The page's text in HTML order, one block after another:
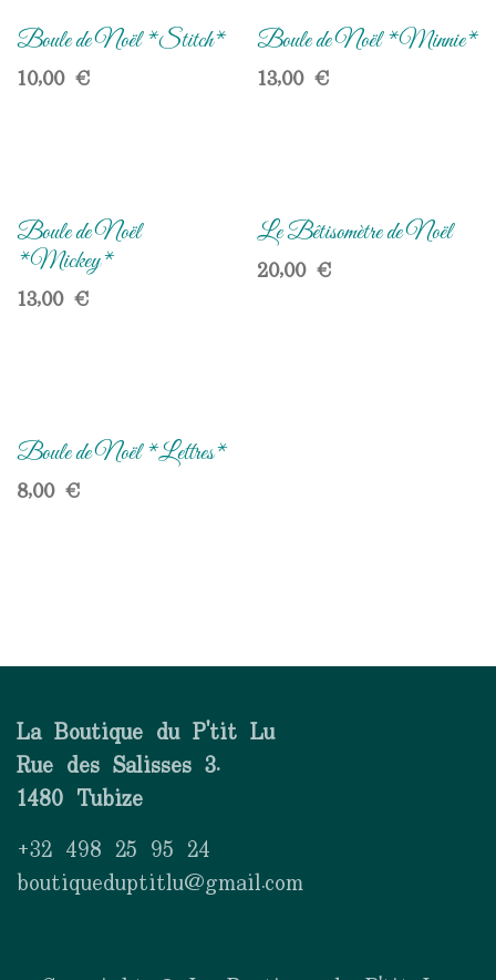
Boule de Noël *Stitch*
10,00€
Boule de Noël *Minnie*
13,00€
Boule de Noël
*Mickey*
13,00€
Le Bêtisomètre de Noël
20,00€
Boule de Noël *Lettres*
8,00€
La Boutique du P'tit Lu
Rue des Salisses 3.
1480 Tubize
+32 498 25 95 24
boutiqueduptitlu@gmail.com